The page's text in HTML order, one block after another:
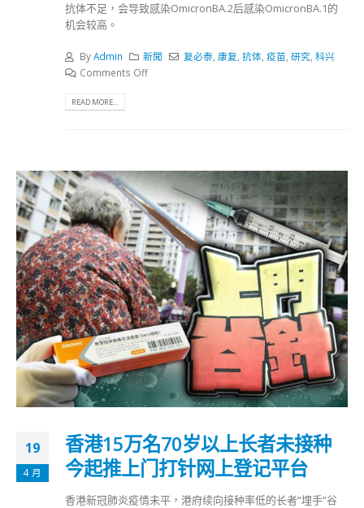
抗体不足，会导致感染OmicronBA.2后感染OmicronBA.1的
机会较高。
ByAdmin 新聞 复必泰 康复 ,抗体 ,疫苗 ,研究 ,科兴
Comments Off
READ MORE...
19
4 月
香港15万名70岁以上长者未接种
今起推上门打针网上登记平台
香港新冠肺炎疫情未平，港府续向接种率低的长者“埋手”谷